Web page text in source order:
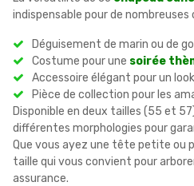
indispensable pour de nombreuses
Déguisement de marin ou de
Costume pour une soirée
Accessoire élégant pour un
Pièce de collection pour les
Disponible en deux tailles (55 et
différentes morphologies pour
Que vous ayez une tête petite ou
taille qui vous convient pour
assurance.